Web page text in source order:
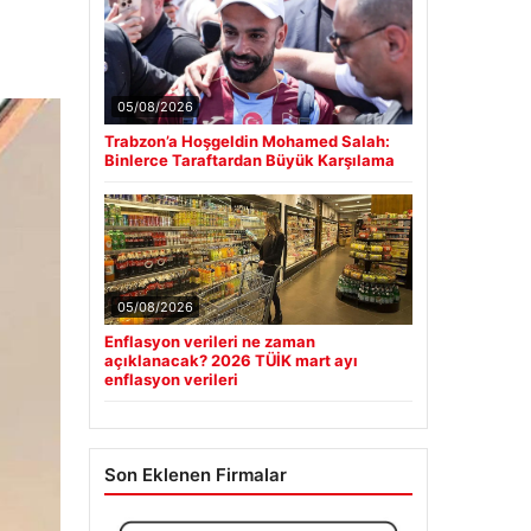
05/08/2026
Trabzon’a Hoşgeldin Mohamed Salah:
Binlerce Taraftardan Büyük Karşılama
05/08/2026
Enflasyon verileri ne zaman
açıklanacak? 2026 TÜİK mart ayı
enflasyon verileri
Son Eklenen Firmalar